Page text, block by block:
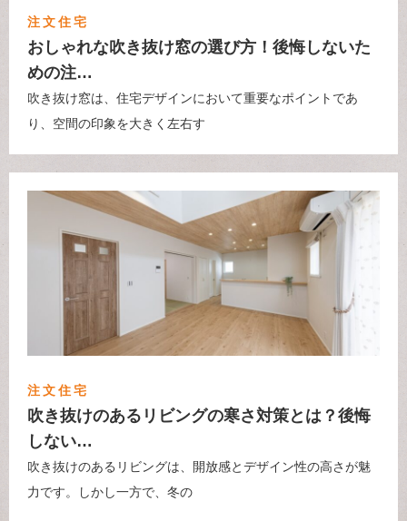
注文住宅
おしゃれな吹き抜け窓の選び方！後悔しないた
めの注…
吹き抜け窓は、住宅デザインにおいて重要なポイントであ
り、空間の印象を大きく左右す
注文住宅
吹き抜けのあるリビングの寒さ対策とは？後悔
しない…
吹き抜けのあるリビングは、開放感とデザイン性の高さが魅
力です。しかし一方で、冬の